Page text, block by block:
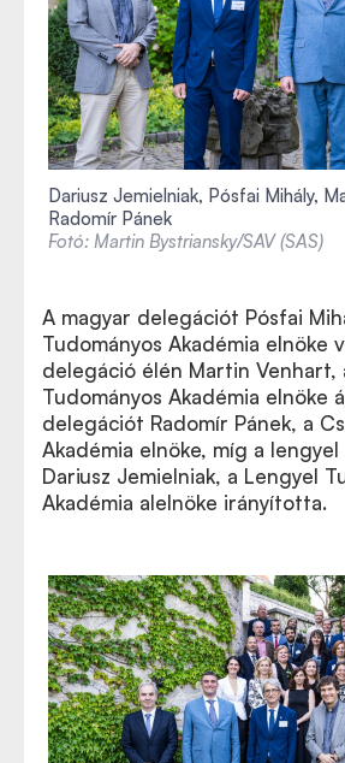
Dariusz Jemielniak, Pósfai Mihály,
Radomír Pánek
Fotó: Martin Bystriansky/SAV (SAS)
A magyar delegációt Pósfai
Tudományos Akadémia elnöke
delegáció élén Martin Venhart,
Tudományos Akadémia elnöke
delegációt Radomír Pánek, a
Akadémia elnöke, míg a
Dariusz Jemielniak, a Lengyel
Akadémia alelnöke irányította.